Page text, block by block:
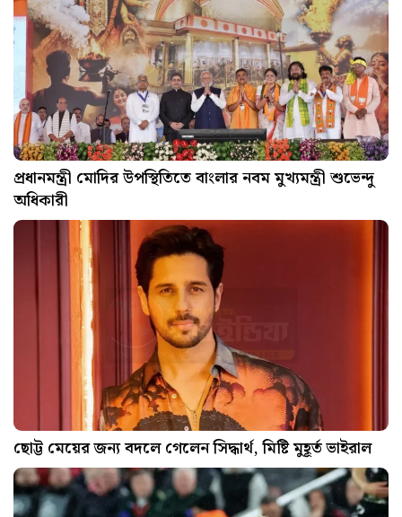
প্রধানমন্ত্রী মোদির উপস্থিতিতে বাংলার নবম মুখ্যমন্ত্রী শুভেন্দু
অধিকারী
ছোট্ট মেয়ের জন্য বদলে গেলেন সিদ্ধার্থ, মিষ্টি মুহূর্ত ভাইরাল